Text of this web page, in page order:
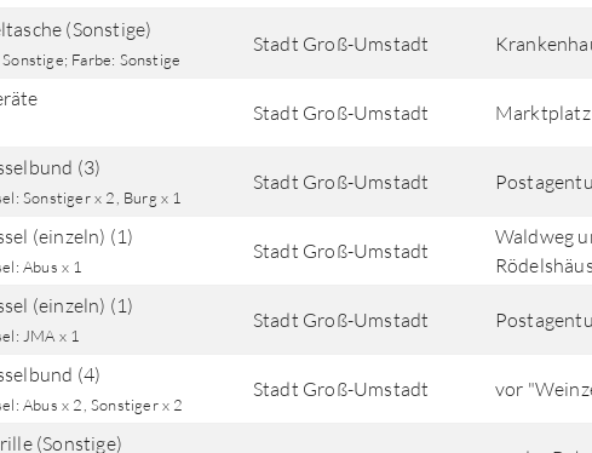
nach Orten gesucht.
(Sonstige)
Farbe: Sonstige
Stadt Groß-Umstadt
Stadt Groß-Umstadt
(3)
Sonstiger x 2, Burg x 1
Stadt Groß-Umstadt
(einzeln) (1)
Abus x 1
Stadt Groß-Umstadt
Waldweg
(einzeln) (1)
JMA x 1
Stadt Groß-Umstadt
(4)
Abus x 2, Sonstiger x 2
Stadt Groß-Umstadt vor
(Sonstige)